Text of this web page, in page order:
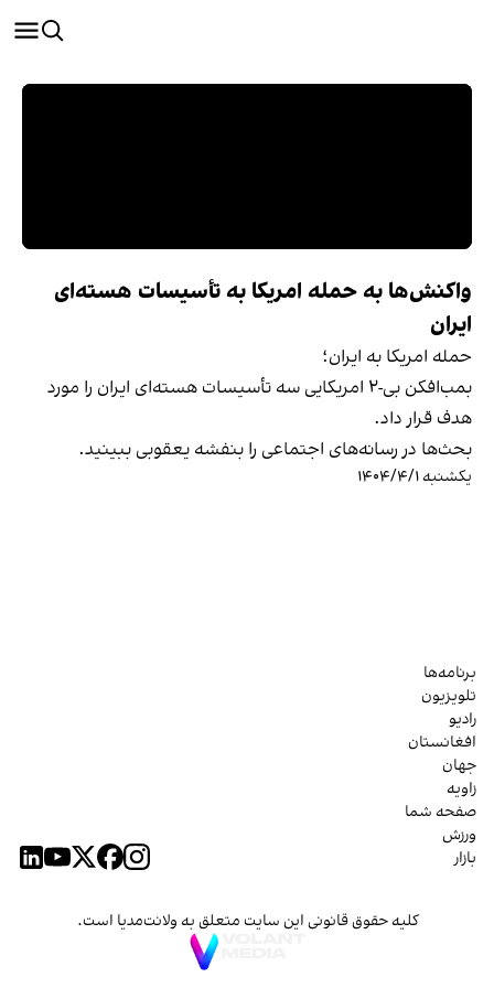
واکنش‌ها به حمله‌ امریکا به تأسیسات هسته‌ای
ایران
حمله‌ امریکا به ایران؛
بمب‌افکن بی-۲ امریکایی سه تأسیسات هسته‌ای ایران را مورد
هدف قرار داد.
بحث‌ها در رسانه‌های اجتماعی را بنفشه یعقوبی ببینید.
یکشنبه ۱۴۰۴/۴/۱
برنامه‌ها
تلویزیون
رادیو
افغانستان
جهان
زاویه
صفحه شما
ورزش
بازار
کلیه حقوق قانونی این سایت متعلق به ولانت‌مدیا است.